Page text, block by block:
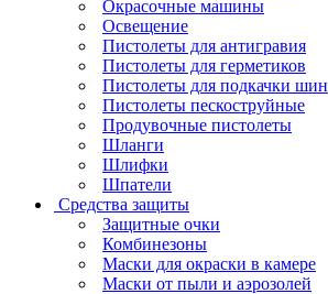
Окрасочные машины
Освещение
Пистолеты для антигравия
Пистолеты для герметиков
Пистолеты для подкачки шин
Пистолеты пескоструйные
Продувочные пистолеты
Шланги
Шлифки
Шпатели
Средства защиты
Защитные очки
Комбинезоны
Маски для окраски в камере
Маски от пыли и аэрозолей